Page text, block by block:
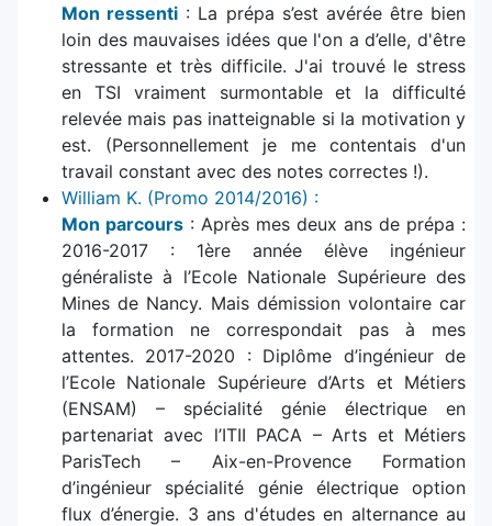
Mon ressenti : La prépa s’est avérée être bien
loin des mauvaises idées que l'on a d’elle, d'être
stressante et très difficile. J'ai trouvé le stress
en TSI vraiment surmontable et la difficulté
relevée mais pas inatteignable si la motivation y
est. (Personnellement je me contentais d'un
travail constant avec des notes correctes !).
William K. (Promo 2014/2016) :
Mon parcours : Après mes deux ans de prépa :
2016-2017 : 1ère année élève ingénieur
généraliste à l’Ecole Nationale Supérieure des
Mines de Nancy. Mais démission volontaire car
la formation ne correspondait pas à mes
attentes. 2017-2020 : Diplôme d’ingénieur de
l’Ecole Nationale Supérieure d’Arts et Métiers
(ENSAM) – spécialité génie électrique en
partenariat avec l’ITII PACA – Arts et Métiers
ParisTech – Aix-en-Provence Formation
d’ingénieur spécialité génie électrique option
flux d’énergie. 3 ans d'études en alternance au